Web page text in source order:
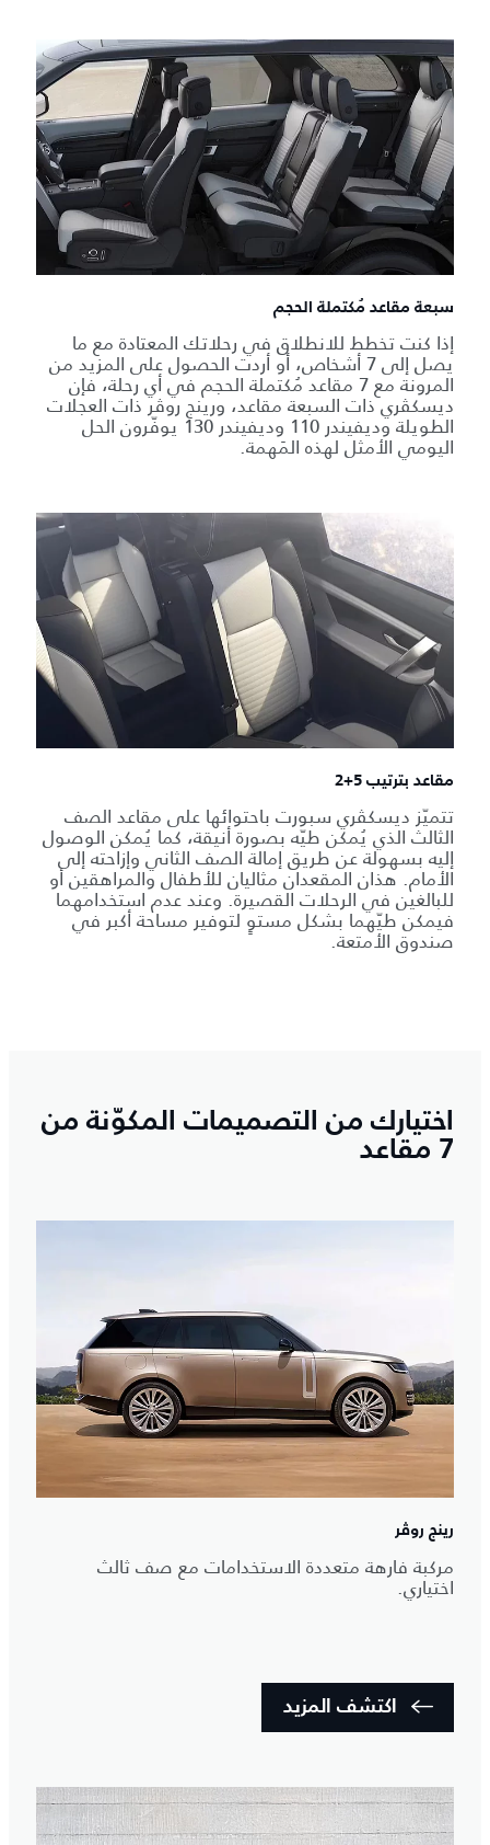
سبعة مقاعد مُكتملة الحجم
إذا كنت تخطط للانطلاق في رحلاتك المعتادة مع ما
يصل إلى 7 أشخاص، أو أردت الحصول على المزيد من
المرونة مع 7 مقاعد مُكتملة الحجم في أي رحلة، فإن
ديسكڤري ذات السبعة مقاعد، ورينج روڤر ذات العجلات
الطويلة وديفيندر 110 وديفيندر 130 يوفّرون الحل
اليومي الأمثل لهذه المَهمة.
مقاعد بترتيب 5+2
تتميّز ديسكڤري سبورت باحتوائها على مقاعد الصف
الثالث الذي يُمكن طيّه بصورة أنيقة، كما يُمكن الوصول
إليه بسهولة عن طريق إمالة الصف الثاني وإزاحته إلى
الأمام. هذان المقعدان مثاليان للأطفال والمراهقين أو
للبالغين في الرحلات القصيرة. وعند عدم استخدامهما
فيمكن طيّهما بشكل مستوٍ لتوفير مساحة أكبر في
صندوق الأمتعة.
اختيارك من التصميمات المكوّنة من
7 مقاعد
رينج روڤر
مركبة فارهة متعددة الاستخدامات مع صف ثالث
اختياري.
اكتشف المزيد